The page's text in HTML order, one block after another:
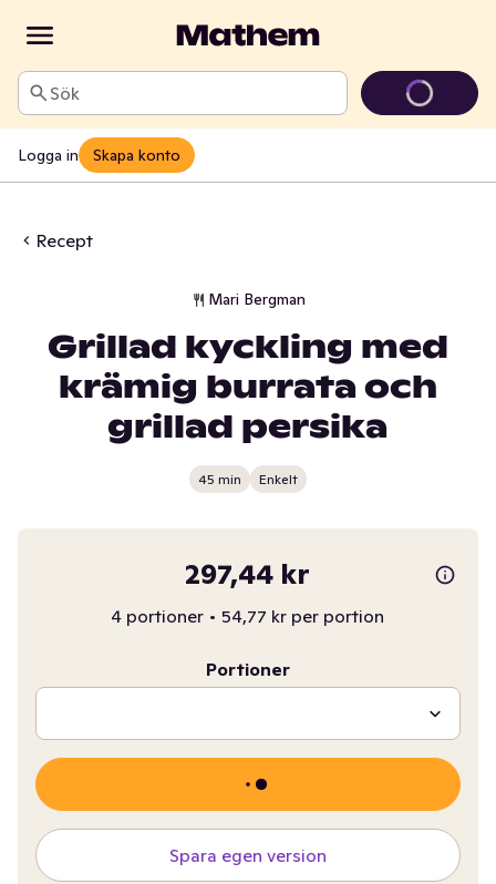
Sök
Logga in Skapa konto
Recept
Mari Bergman
Grillad kyckling med
krämig burrata och
grillad persika
45 min Enkelt
297,44 kr
4 portioner • 54,77 kr per portion
Portioner
Spara egen version